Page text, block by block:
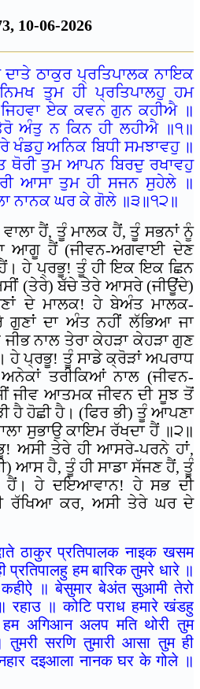
10-06-2026
ਠਾਕੁਰ ਪ੍ਰਤਿਪਾਲਕ ਨਾਇਕ
ਤੁਮ ਹੀ ਪ੍ਰਤਿਪਾਲਹੁ ਹਮ
ਏਕ ਕਵਨ ਗੁਨ ਕਹੀਐ ॥
ਅੰਤੁ ਨ ਕਿਨ ਹੀ ਲਹੀਐ ॥੧॥
ਖੰਡਹੁ ਅਨਿਕ ਬਿਧੀ ਸਮਝਾਵਹੁ ॥
ਤੁਮ ਆਪਨ ਬਿਰਦੁ ਰਖਾਵਹੁ
ਆਸਾ ਤੁਮ ਹੀ ਸਜਨ ਸੁਹੇਲੇ ॥
ਨਾਨਕ ਘਰ ਕੇ ਗੋਲੇ ॥੩॥੧੨॥
ਹੈਂ, ਤੂੰ ਮਾਲਕ ਹੈਂ, ਤੂੰ ਸਭਨਾਂ ਨੂੰ
ਆਗੂ ਹੈਂ (ਜੀਵਨ-ਅਗਵਾਈ ਦੇਣ
ਹੈਂ। ਹੇ ਪ੍ਰਭੂ! ਤੂੰ ਹੀ ਇਕ ਇਕ ਛਿਨ
(ਤੇਰੇ) ਬੱਚੇ ਤੇਰੇ ਆਸਰੇ (ਜੀਊਂਦੇ)
ਦੇ ਮਾਲਕ! ਹੇ ਬੇਅੰਤ ਮਾਲਕ-
ਗੁਣਾਂ ਦਾ ਅੰਤ ਨਹੀਂ ਲੱਭਿਆ ਜਾ
ਨਾਲ ਤੇਰਾ ਕੇਹੜਾ ਕੇਹੜਾ ਗੁਣ
ਹੇ ਪ੍ਰਭੂ! ਤੂੰ ਸਾਡੇ ਕ੍ਰੋੜਾਂ ਅਪਰਾਧ
ਤਰੀਕਿਆਂ ਨਾਲ (ਜੀਵਨ-
ਜੀਵ ਆਤਮਕ ਜੀਵਨ ਦੀ ਸੂਝ ਤੋਂ
ਹੈ ਹੋਛੀ ਹੈ। (ਫਿਰ ਭੀ) ਤੂੰ ਆਪਣਾ
ਸੁਭਾਉ ਕਾਇਮ ਰੱਖਦਾ ਹੈਂ ॥੨॥
ਅਸੀ ਤੇਰੇ ਹੀ ਆਸਰੇ-ਪਰਨੇ ਹਾਂ,
ਆਸ ਹੈ, ਤੂੰ ਹੀ ਸਾਡਾ ਸੱਜਣ ਹੈਂ, ਤੂੰ
ਹੈਂ। ਹੇ ਦਇਆਵਾਨ! ਹੇ ਸਭ ਦੀ
ਰੱਖਿਆ ਕਰ, ਅਸੀ ਤੇਰੇ ਘਰ ਦੇ
ठाकुर प्रतिपालक नाइक खसम
हम बारिक तुमरे धारे ॥
॥ बेसुमार बेअंत सुआमी तेरो
॥ कोटि पराध हमारे खंडहु
अगिआन अलप मति थोरी तुम
सरणि तुमारी आसा तुम ही
दइआला नानक घर के गोले ॥